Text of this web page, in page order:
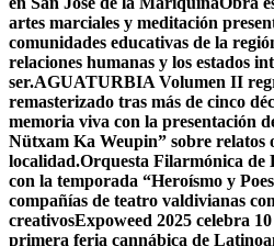
artes marciales y meditación
comunidades educativas de la
relaciones humanas y los estados
ser.AGUATURBIA Volumen II
remasterizado tras más de cinco
memoria viva con la presentación
Nütxam Ka Weupin” sobre relatos
localidad.Orquesta Filarmónica de
con la temporada “Heroísmo y
compañías de teatro valdivianas
creativosExpoweed 2025 celebra
primera feria cannábica de